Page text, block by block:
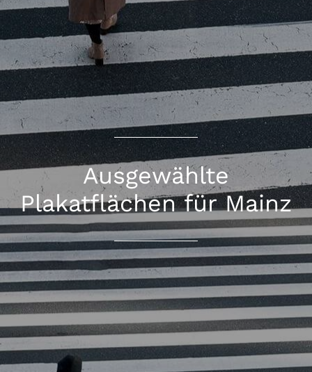
Ausgewählte
Plakatflächen für Mainz